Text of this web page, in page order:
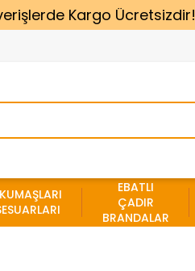
Kargo Ücretsizdir!
EBATLI
ÇADIR
BRANDALAR